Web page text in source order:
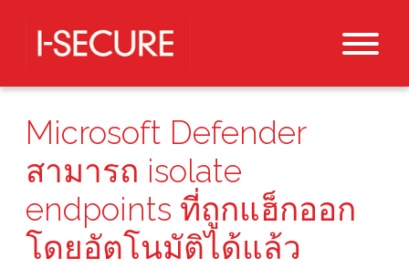
Microsoft Defender
สามารถ isolate
endpoints ที่ถูกแฮ็กออก
โดยอัตโนมัติได้แล้ว